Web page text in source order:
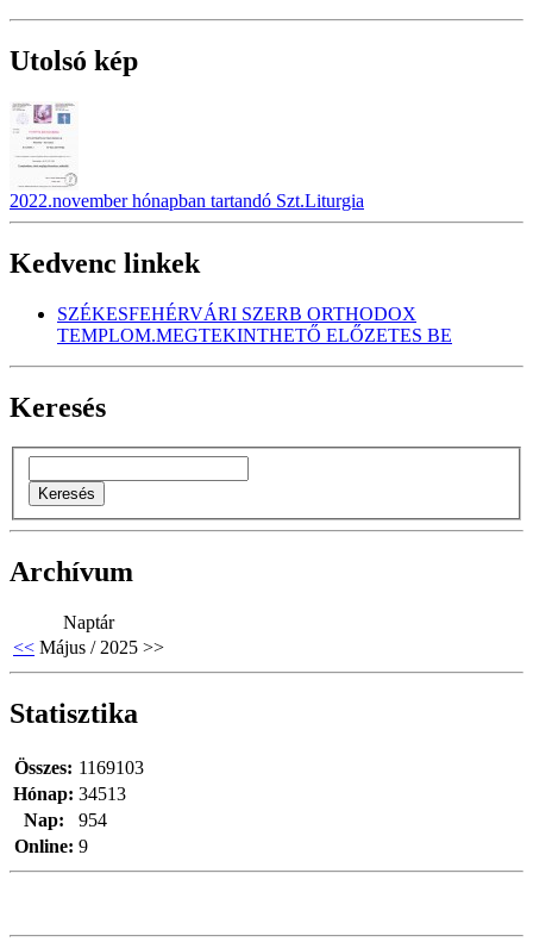
Utolsó kép
2022.november hónapban tartandó Szt.Liturgia
Kedvenc linkek
SZÉKESFEHÉRVÁRI SZERB ORTHODOX
TEMPLOM.MEGTEKINTHETŐ ELŐZETES BE
Keresés
Archívum
Naptár
<< Május / 2025 >>
Statisztika
Online: 9
Összes: 1169103
Hónap: 34513
Nap:
954